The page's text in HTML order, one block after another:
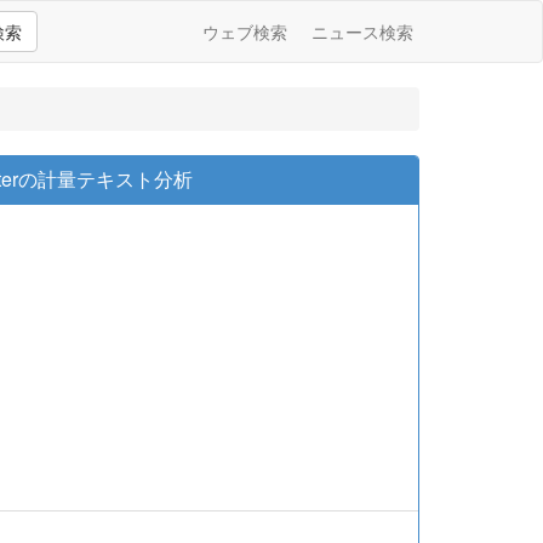
索 ウェブ検索 ニュース検索
の計量テキスト分析